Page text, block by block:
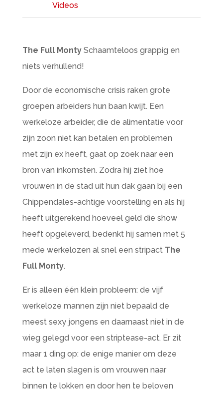
Videos
The Full Monty Schaamteloos grappig en
niets verhullend!
Door de economische crisis raken grote
groepen arbeiders hun baan kwijt. Een
werkeloze arbeider, die de alimentatie voor
zijn zoon niet kan betalen en problemen
met zijn ex heeft, gaat op zoek naar een
bron van inkomsten. Zodra hij ziet hoe
vrouwen in de stad uit hun dak gaan bij een
Chippendales-achtige voorstelling en als hij
heeft uitgerekend hoeveel geld die show
heeft opgeleverd, bedenkt hij samen met 5
mede werkelozen al snel een stripact The
Full Monty.
Er is alleen één klein probleem: de vijf
werkeloze mannen zijn niet bepaald de
meest sexy jongens en daarnaast niet in de
wieg gelegd voor een striptease-act. Er zit
maar 1 ding op: de enige manier om deze
act te laten slagen is om vrouwen naar
binnen te lokken en door hen te beloven